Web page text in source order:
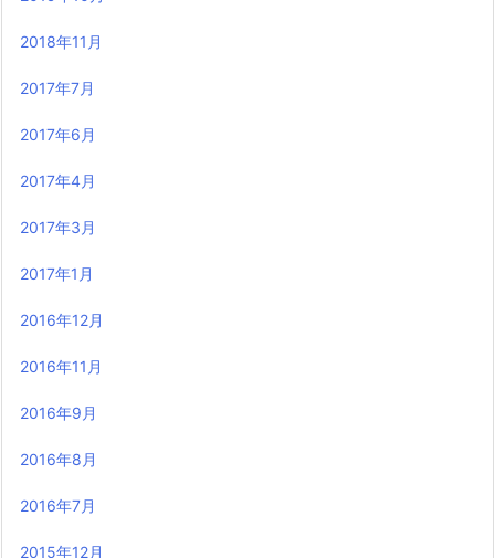
2018年11月
2017年7月
2017年6月
2017年4月
2017年3月
2017年1月
2016年12月
2016年11月
2016年9月
2016年8月
2016年7月
2015年12月